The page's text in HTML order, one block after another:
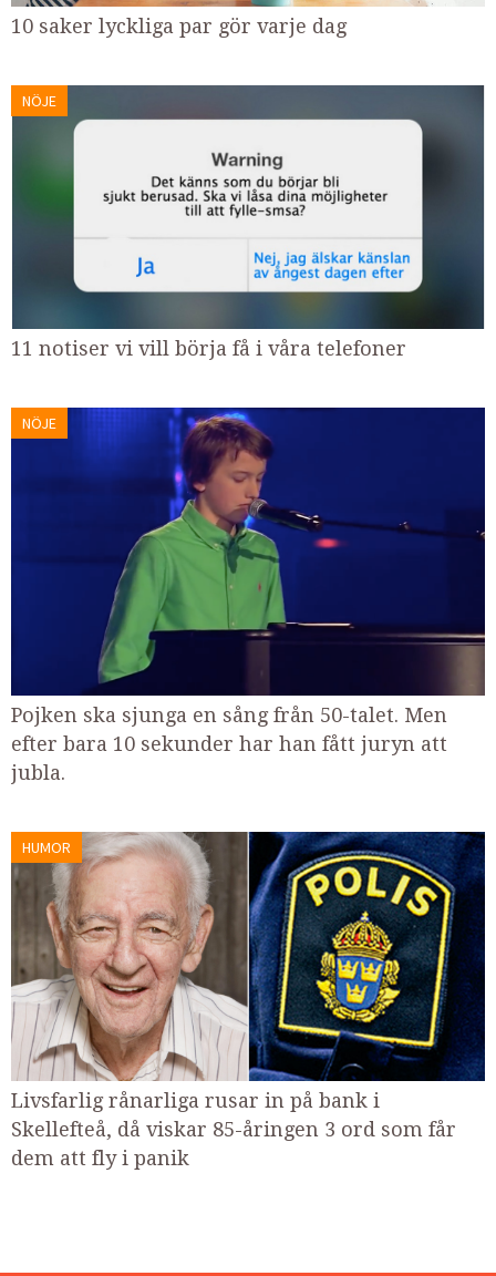
10 saker lyckliga par gör varje dag
NÖJE
11 notiser vi vill börja få i våra telefoner
NÖJE
Pojken ska sjunga en sång från 50-talet. Men
efter bara 10 sekunder har han fått juryn att
jubla.
HUMOR
Livsfarlig rånarliga rusar in på bank i
Skellefteå, då viskar 85-åringen 3 ord som får
dem att fly i panik